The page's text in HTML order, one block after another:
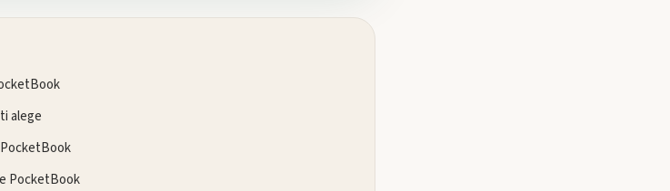
alege
PocketBook